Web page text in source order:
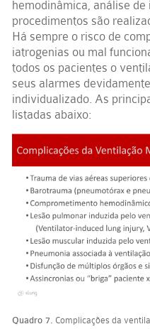
hemodinâmica, análise
procedimentos são
Há sempre o risco de
iatrogenias ou mal
todos os pacientes o
seus alarmes
individualizado. As
listadas abaixo:
Quadro 7. Complicações da